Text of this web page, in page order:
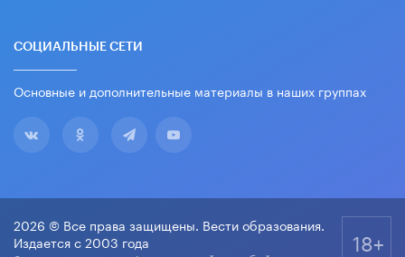
СОЦИАЛЬНЫЕ СЕТИ
Основные и дополнительные материалы в наших группах
2026 © Все права защищены. Вести образования.
Издается с 2003 года
18+